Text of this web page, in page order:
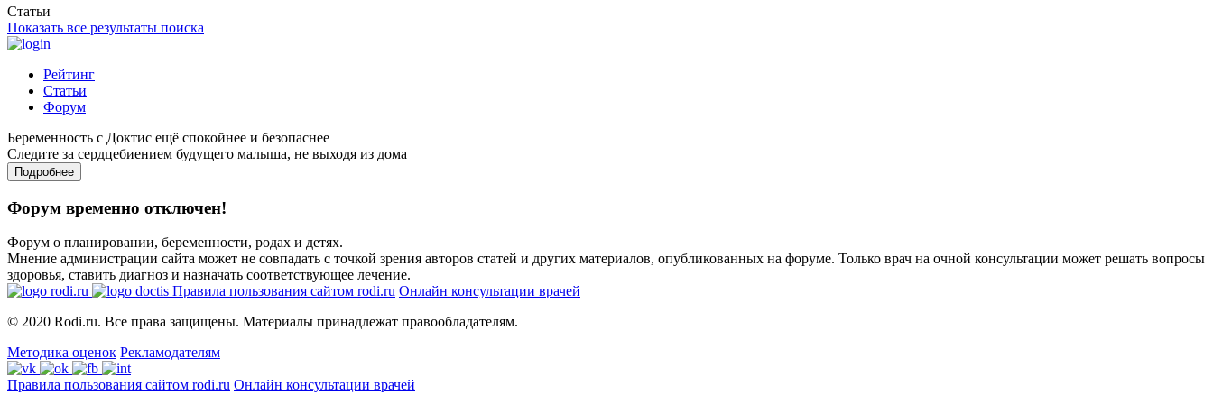
Статьи
Показать все результаты поиска
Рейтинг
Статьи
Форум
Беременность с Доктис ещё спокойнее и безопаснее
Следите за сердцебиением будущего малыша, не выходя из дома
Подробнее
Форум временно отключен!
Форум о планировании, беременности, родах и детях.
Мнение администрации сайта может не совпадать с точкой зрения авторов статей и других материалов, опубликованных на форуме. Только врач на очной консультации может решать вопросы
здоровья, ставить диагноз и назначать соответствующее лечение.
Правила пользования сайтом rodi.ru Онлайн консультации врачей
© 2020 Rodi.ru. Все права защищены. Материалы принадлежат правообладателям.
Методика оценок Рекламодателям
Правила пользования сайтом rodi.ru Онлайн консультации врачей